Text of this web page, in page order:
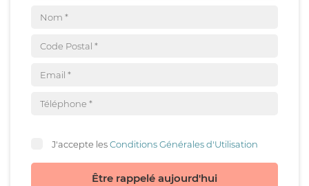
J'accepte lesConditions Générales d'Utilisation
Être rappelé aujourd'hui